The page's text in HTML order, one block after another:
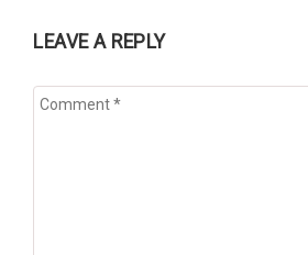
LEAVE A REPLY